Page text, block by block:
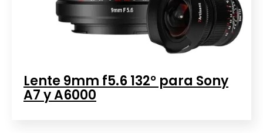
Lente 9mm f5.6 132° para Sony
A7 y A6000